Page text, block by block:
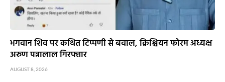
भगवान शिव पर कथित टिप्पणी से बवाल, क्रिश्चियन फोरम अध्यक्ष
अरुण पन्नालाल गिरफ्तार
AUGUST 8, 2026